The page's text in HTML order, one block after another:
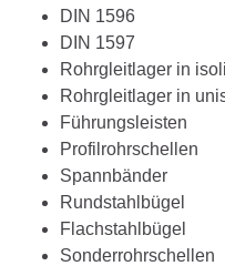
DIN 1596
DIN 1597
Rohrgleitlager in
Rohrgleitlager in
Führungsleisten
Profilrohrschellen
Spannbänder
Rundstahlbügel
Flachstahlbügel
Sonderrohrschellen